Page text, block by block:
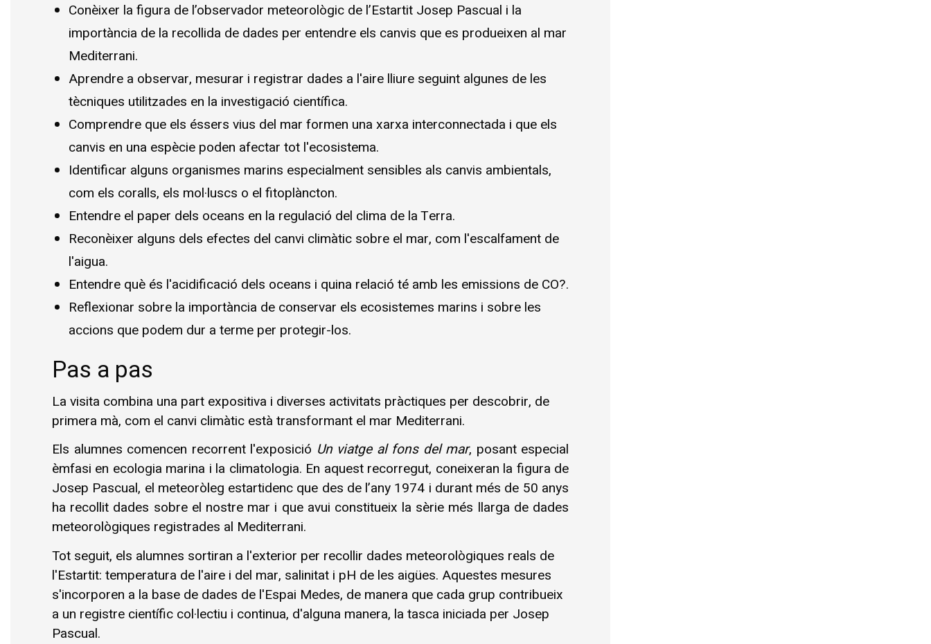
Conèixer la figura de l’observador meteorològic de l’Estartit Josep Pascual i la
importància de la recollida de dades per entendre els canvis que es produeixen al mar
Mediterrani.
Aprendre a observar, mesurar i registrar dades a l'aire lliure seguint algunes de les
tècniques utilitzades en la investigació científica.
Comprendre que els éssers vius del mar formen una xarxa interconnectada i que els
canvis en una espècie poden afectar tot l'ecosistema.
Identificar alguns organismes marins especialment sensibles als canvis ambientals,
com els coralls, els mol·luscs o el fitoplàncton.
Entendre el paper dels oceans en la regulació del clima de la Terra.
Reconèixer alguns dels efectes del canvi climàtic sobre el mar, com l'escalfament de
l'aigua.
Entendre què és l'acidificació dels oceans i quina relació té amb les emissions de CO?.
Reflexionar sobre la importància de conservar els ecosistemes marins i sobre les
accions que podem dur a terme per protegir-los.
Pas a pas
La visita combina una part expositiva i diverses activitats pràctiques per descobrir, de
primera mà, com el canvi climàtic està transformant el mar Mediterrani.
Els alumnes comencen recorrent l'exposició Un viatge al fons del mar, posant especial
èmfasi en ecologia marina i la climatologia. En aquest recorregut, coneixeran la figura de
Josep Pascual, el meteoròleg estartidenc que des de l’any 1974 i durant més de 50 anys
ha recollit dades sobre el nostre mar i que avui constitueix la sèrie més llarga de dades
meteorològiques registrades al Mediterrani.
Tot seguit, els alumnes sortiran a l'exterior per recollir dades meteorològiques reals de
l'Estartit: temperatura de l'aire i del mar, salinitat i pH de les aigües. Aquestes mesures
s'incorporen a la base de dades de l'Espai Medes, de manera que cada grup contribueix
a un registre científic col·lectiu i continua, d'alguna manera, la tasca iniciada per Josep
Pascual.